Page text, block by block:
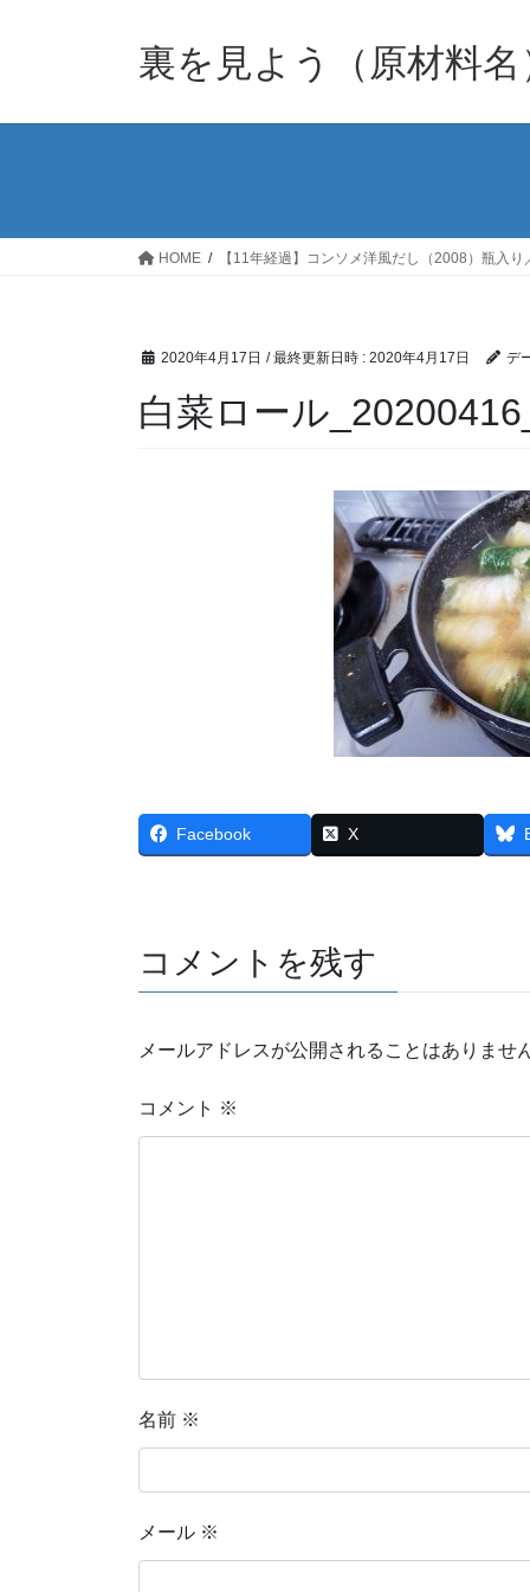
裏を見よう（原材料
HOME 【11年経過】コンソメ洋風だし（2008）瓶入り
2020年4月17日 / 最終更新日時 : 2020年4月17日 デ
白菜ロール
Facebook X
コメントを残す
メールアドレスが公開されることはありませ
コメント ※
名前 ※
メール ※